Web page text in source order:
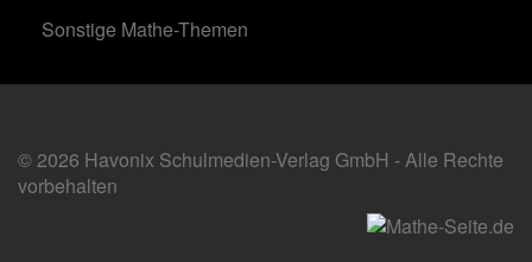
Sonstige Mathe-Themen
© 2026 Havonix Schulmedien-Verlag GmbH - Alle Rechte
vorbehalten